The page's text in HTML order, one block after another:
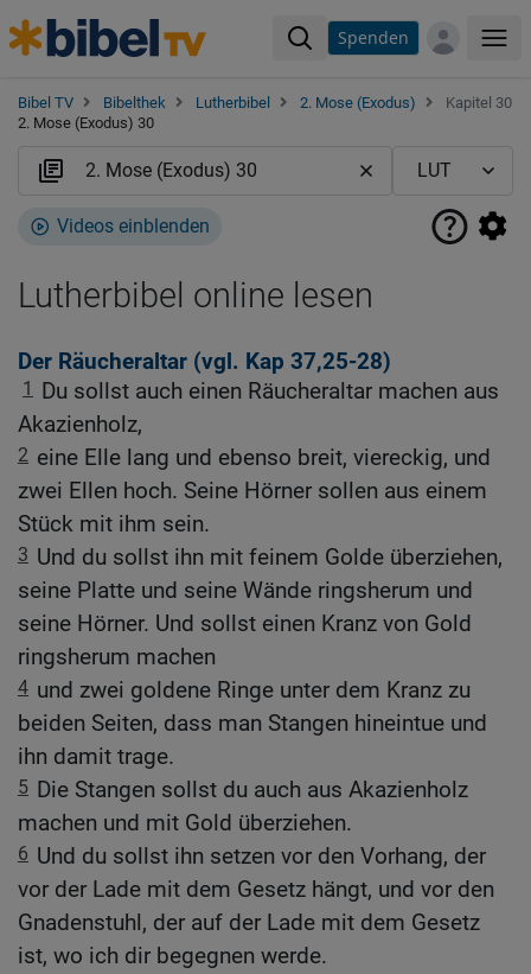
Spenden
Bibel TV Bibelthek Lutherbibel 2. Mose (Exodus)
Kapitel 30
2. Mose (Exodus) 30
Videos einblenden
Lutherbibel online lesen
Der Räucheraltar (vgl. Kap 37,25-28)
1
Du sollst auch einen Räucheraltar machen aus
Akazienholz,
2 eine Elle lang und ebenso breit, viereckig, und
zwei Ellen hoch. Seine Hörner sollen aus einem
Stück mit ihm sein.
3 Und du sollst ihn mit feinem Golde überziehen,
seine Platte und seine Wände ringsherum und
seine Hörner. Und sollst einen Kranz von Gold
ringsherum machen
4 und zwei goldene Ringe unter dem Kranz zu
beiden Seiten, dass man Stangen hineintue und
ihn damit trage.
5 Die Stangen sollst du auch aus Akazienholz
machen und mit Gold überziehen.
6 Und du sollst ihn setzen vor den Vorhang, der
vor der Lade mit dem Gesetz hängt, und vor den
Gnadenstuhl, der auf der Lade mit dem Gesetz
ist, wo ich dir begegnen werde.